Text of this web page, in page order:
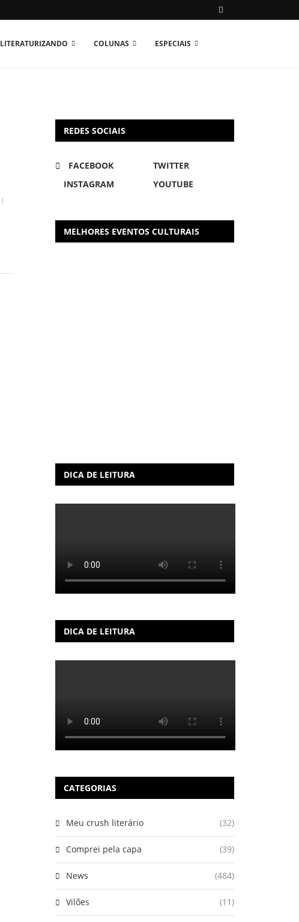
LITERATURIZANDO COLUNAS ESPECIAIS
REDES SOCIAIS
FACEBOOK
TWITTER
INSTAGRAM
YOUTUBE
MELHORES EVENTOS CULTURAIS
DICA DE LEITURA
DICA DE LEITURA
CATEGORIAS
Meu crush literário (32)
Comprei pela capa (39)
News (484)
Vilões (11)